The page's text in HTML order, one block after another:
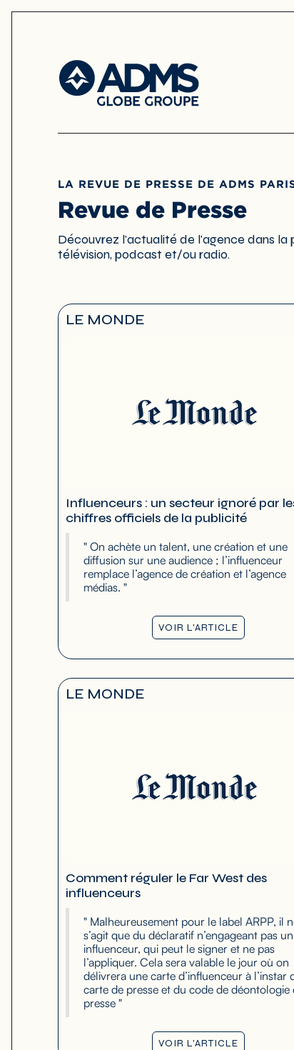
LA REVUE DE PRESSE DE ADMS
Revue de Presse
Découvrez l'actualité de l'agence dans la
télévision, podcast et/ou radio.
LE MONDE
Influenceurs : un secteur ignoré par
chiffres officiels de la publicité
" On achète un talent, une création et une
diffusion sur une audience ; l’influenceur
remplace l’agence de création et l’agence
médias. "
VOIR L'ARTICLE
LE MONDE
Comment réguler le Far West des
influenceurs
" Malheureusement pour le label ARPP, il
s’agit que du déclaratif n’engageant pas un
influenceur, qui peut le signer et ne pas
l’appliquer. Cela sera valable le jour où on
délivrera une carte d’influenceur à l’instar
carte de presse et du code de déontologie
presse "
VOIR L'ARTICLE